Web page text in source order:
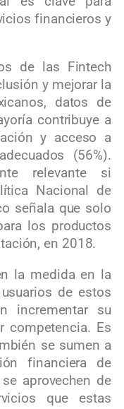
financieros y
de las Fintech
y mejorar la
datos de
contribuye a
y acceso a
(56%).
relevante si
Nacional de
señala que solo
los productos
en 2018.
la medida en la
de estos
incrementar su
competencia. Es
se sumen a
financiera de
aprovechen de
que estas